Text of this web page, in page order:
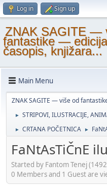
Log in Sign up
ZNAK SAGITE —
fantastike —
časopis, knjižara...
Main Menu
ZNAK SAGITE — više od
► STRIPOVI, ILUSTRACIJE,
► CRTANA POČETNICA ►
FaNtAsTiČnE
Started by Fantom Tenej
0 Members and 1 Guest are